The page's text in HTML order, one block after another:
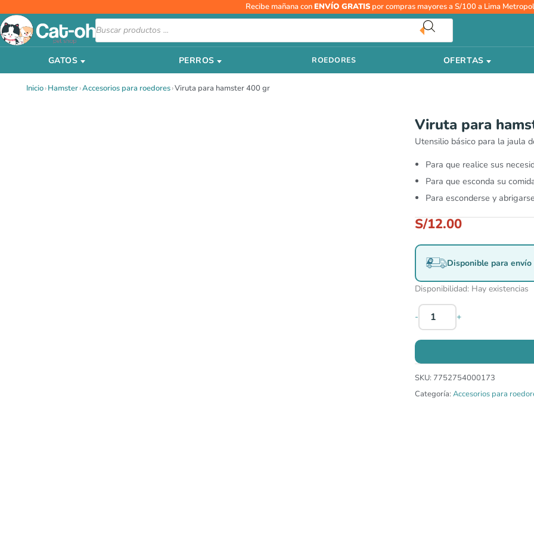
al
contenido
Recibe mañana conENVÍO GRATIS por compras mayores a S/100 a Lima
Búsqueda
de
productos
GATOS PERROS ROEDORES OFERTAS
Inicio›Hamster›Accesorios para roedores›Viruta para hamster 400 gr
Viruta para
Utensilio básico para la jaula
Para que realice sus
Para que esconda su
Para esconderse y
S/12.00
Disponible para
Disponibilidad: Hay existencias
-
Viruta
para
hamster
400
cantidad
+
SKU: 7752754000173
Categoría: Accesorios para